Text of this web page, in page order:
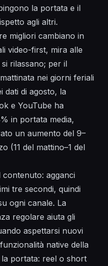
la portata e il
agli altri.
migliori cambiano in
video-first, mira alle
rilassano; per il
nei giorni feriali
dati di agosto, la
e YouTube ha
in portata media,
un aumento del 9–
(11 del mattino–1 del
agganci
tre secondi, quindi
ogni canale. La
regolare aiuta gli
aspettarsi nuovi
native della
portata: reel o short